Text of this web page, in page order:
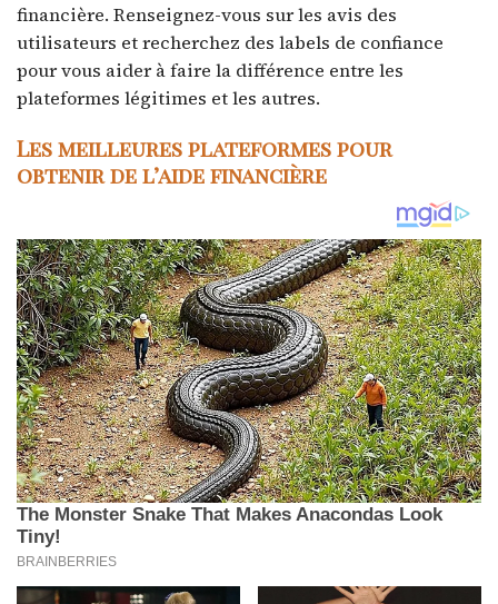
financière. Renseignez-vous sur les avis des
utilisateurs et recherchez des labels de confiance
pour vous aider à faire la différence entre les
plateformes légitimes et les autres.
Les meilleures plateformes pour
obtenir de l’aide financière